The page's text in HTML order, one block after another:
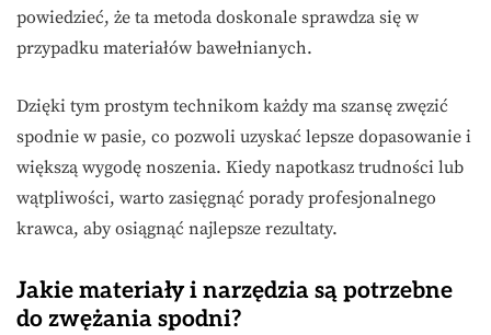
powiedzieć, że ta metoda doskonale sprawdza się w
przypadku materiałów bawełnianych.
Dzięki tym prostym technikom każdy ma szansę zwęzić
spodnie w pasie, co pozwoli uzyskać lepsze dopasowanie i
większą wygodę noszenia. Kiedy napotkasz trudności lub
wątpliwości, warto zasięgnąć porady profesjonalnego
krawca, aby osiągnąć najlepsze rezultaty.
Jakie materiały i narzędzia są potrzebne
do zwężania spodni?